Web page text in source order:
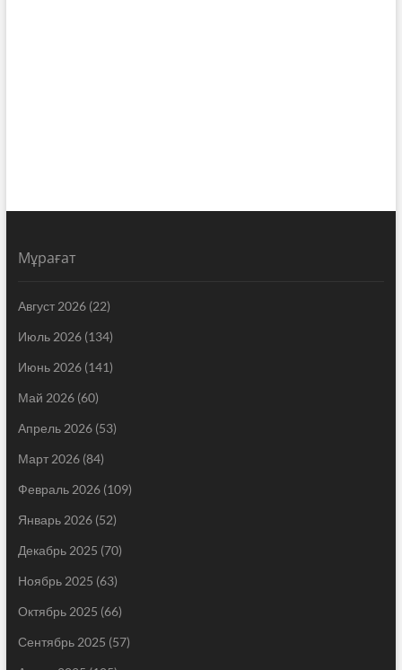
Мұрағат
Август 2026(22)
Июль 2026(134)
Июнь 2026(141)
Май 2026(60)
Апрель 2026(53)
Март 2026(84)
Февраль 2026(109)
Январь 2026(52)
Декабрь 2025 (70)
Ноябрь 2025 (63)
Октябрь 2025 (66)
Сентябрь 2025 (57)